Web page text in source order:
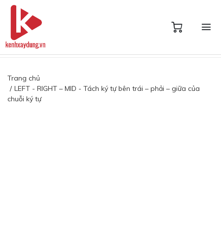
Trang chủ
LEFT - RIGHT – MID - Tách ký tự bên trái – phải – giữa của
chuỗi ký tự